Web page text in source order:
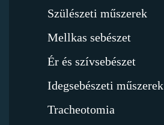
Szülészeti műszerek
Mellkas sebészet
Ér és szívsebészet
Idegsebészeti műszerek
Tracheotomia